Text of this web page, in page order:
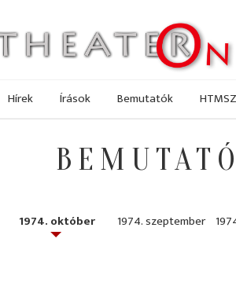
Hírek Írások Bemutatók HTMSZ
1974. október 1974. szeptember